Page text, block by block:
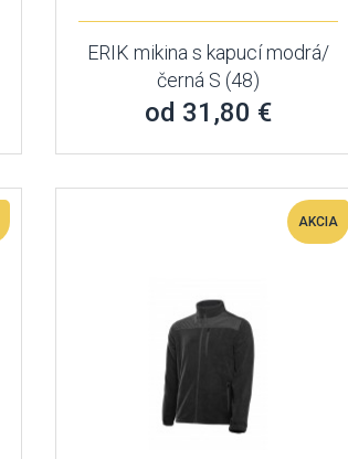
ERIK mikina s kapucí modrá/
černá S (48)
od 31,80 €
AKCIA